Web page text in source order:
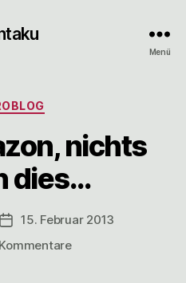
Menü
Kategorien
nichts
dies…
Veröffentlichungsdatum
15. Februar 2013
zu